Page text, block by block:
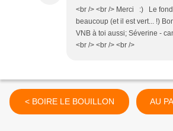
<br /> <br /> Merci :) Le
beaucoup (et il est vert... !)
VNB à toi aussi; Séverine -
<br /> <br /> <br />
< BOIRE LE BOUILLON